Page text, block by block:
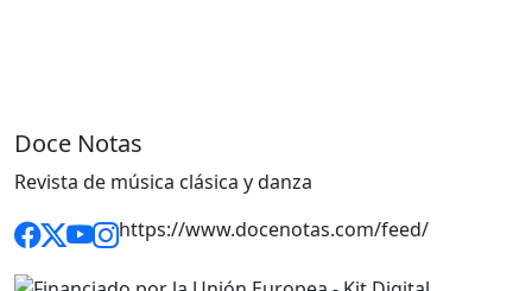
Doce Notas
Revista de música clásica y danza
https://www.docenotas.com/feed/